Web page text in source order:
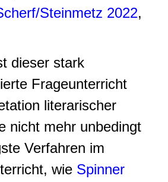
Steinmetz 2022,
dieser stark
Frageunterricht
literarischer
nicht mehr unbedingt
Verfahren im
wie Spinner